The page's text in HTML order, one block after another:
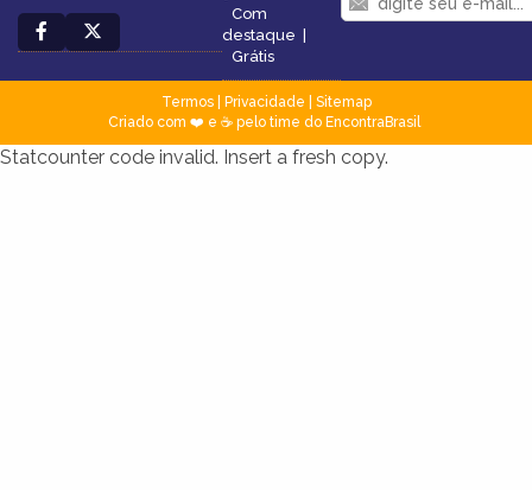
Com
destaque
Grátis
Termos| Privacidade
Sitemap
Criado com ❤️ e ☕ pelo time do EncontraBrasil
Statcounter code invalid. Insert a fresh copy.